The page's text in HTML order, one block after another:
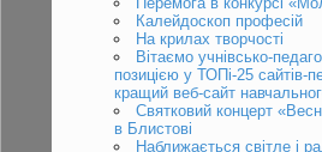
Калейдоскоп професій
На крилах творчості
Вітаємо учнівсько-
позицією у ТОПі-25 сайтів-
кращий веб-сайт
Святковий концерт
в Блистові
Наближається світле і